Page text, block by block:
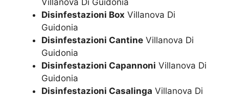
Villanova Di Guidonia
Disinfestazioni Box Villanova Di
Guidonia
Disinfestazioni Cantine Villanova Di
Guidonia
Disinfestazioni Capannoni Villanova Di
Guidonia
Disinfestazioni Casalinga Villanova Di